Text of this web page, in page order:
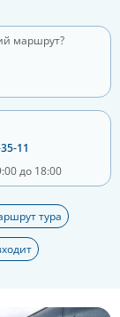
маршрут?
11
до 18:00
тура